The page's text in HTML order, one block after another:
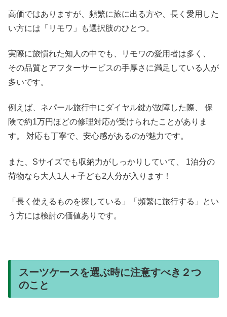
高価ではありますが、頻繁に旅に出る方や、長く愛用した
い方には「リモワ」も選択肢のひとつ。
実際に旅慣れた知人の中でも、リモワの愛用者は多く、
その品質とアフターサービスの手厚さに満足している人が
多いです。
例えば、ネパール旅行中にダイヤル鍵が故障した際、 保
険で約1万円ほどの修理対応が受けられたことがありま
す。 対応も丁寧で、安心感があるのが魅力です。
また、Sサイズでも収納力がしっかりしていて、 1泊分の
荷物なら大人1人＋子ども2人分が入ります！
「長く使えるものを探している」「頻繁に旅行する」とい
う方には検討の価値ありです。
スーツケースを選ぶ時に注意すべき２つ
のこと